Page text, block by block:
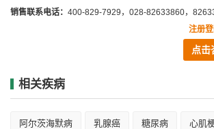
销售联系电话： 400-829-7929，028-82633860，
注册
点击
相关疾病
阿尔茨海默病 乳腺癌 糖尿病 心肌